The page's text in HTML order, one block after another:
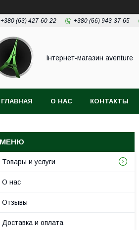
+380 (63) 427-60-22 +380 (66) 943-37-65
Інтернет-магазин aventure
ГЛАВНАЯ О НАС КОНТАКТЫ
Товары и услуги
О нас
Отзывы
Доставка и оплата